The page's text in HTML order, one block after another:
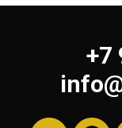
+7